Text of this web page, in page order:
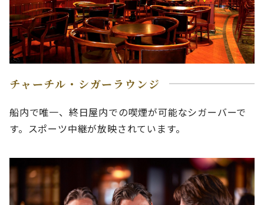
チャーチル・シガーラウンジ
船内で唯一、終日屋内での喫煙が可能なシガーバーで
す。スポーツ中継が放映されています。